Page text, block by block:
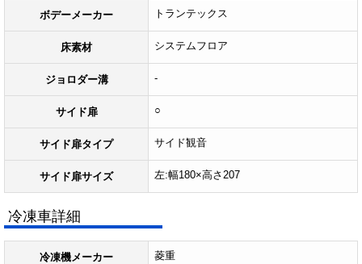
ボデーメーカー トランテックス
床素材 システムフロア
ジョロダー溝 -
サイド扉 ○
サイド扉タイプ サイド観音
サイド扉サイズ 左:幅180×高さ207
冷凍車詳細
冷凍機メーカー 菱重